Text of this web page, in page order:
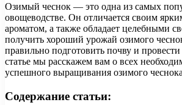
Озимый чеснок — это одна из самых
овощеводстве. Он отличается своим
ароматом, а также обладает целебными
получить хороший урожай озимого
правильно подготовить почву и
статье мы расскажем вам о всех
успешного выращивания озимого
Содержание статьи: